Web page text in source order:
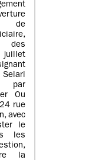
de
des
par
Ou
rue
avec
le
les
la